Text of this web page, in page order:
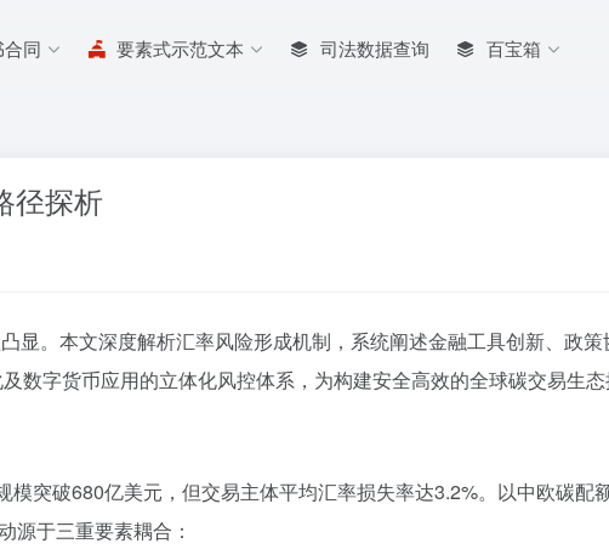
同 要素式示范文本 司法数据查询 百宝箱
径探析
显。本文深度解析汇率风险形成机制，系统阐述金融工具创新、政
字货币应用的立体化风控体系，为构建安全高效的全球碳交易生态
突破680亿美元，但交易主体平均汇率损失率达3.2%。以中欧碳配
源于三重要素耦合：